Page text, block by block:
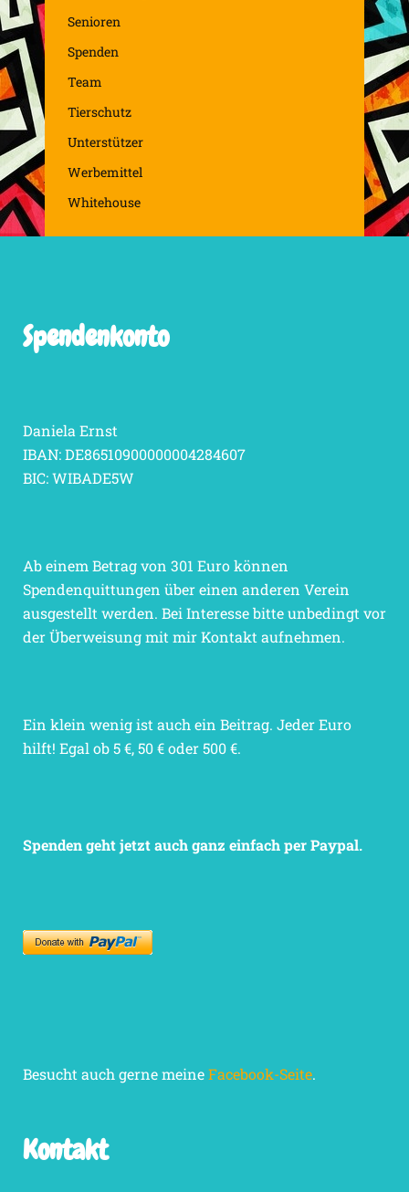
Senioren
Spenden
Team
Tierschutz
Unterstützer
Werbemittel
Whitehouse
Spendenkonto
Daniela Ernst
IBAN: DE86510900000004284607
BIC: WIBADE5W
Ab einem Betrag von 301 Euro können
Spendenquittungen über einen anderen Verein
ausgestellt werden. Bei Interesse bitte unbedingt vor
der Überweisung mit mir Kontakt aufnehmen.
Ein klein wenig ist auch ein Beitrag. Jeder Euro
hilft! Egal ob 5 €, 50 € oder 500 €.
Spenden geht jetzt auch ganz einfach per Paypal.
Besucht auch gerne meineFacebook-Seite.
Kontakt